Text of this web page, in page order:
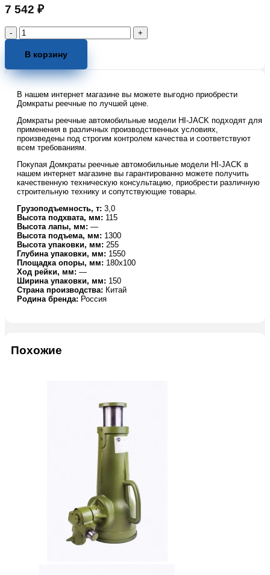
7 542 ₽
Количество
товара
Домкрат
TOR
ST60'
3,0
т
115-
1300
мм
(High
Jack)
В корзину
В нашем интернет магазине вы можете выгодно приобрести
Домкраты реечные по лучшей цене.
Домкраты реечные автомобильные модели HI-JACK подходят для
применения в различных производственных условиях,
произведены под строгим контролем качества и соответствуют
всем требованиям.
Покупая Домкраты реечные автомобильные модели HI-JACK в
нашем интернет магазине вы гарантированно можете получить
качественную техническую консультацию, приобрести различную
строительную технику и сопутствующие товары.
Грузоподъемность, т: 3,0
Высота подхвата, мм: 115
Высота лапы, мм: —
Высота подъема, мм: 1300
Высота упаковки, мм: 255
Глубина упаковки, мм: 1550
Площадка опоры, мм: 180х100
Ход рейки, мм: —
Ширина упаковки, мм: 150
Страна производства: Китай
Родина бренда: Россия
Похожие